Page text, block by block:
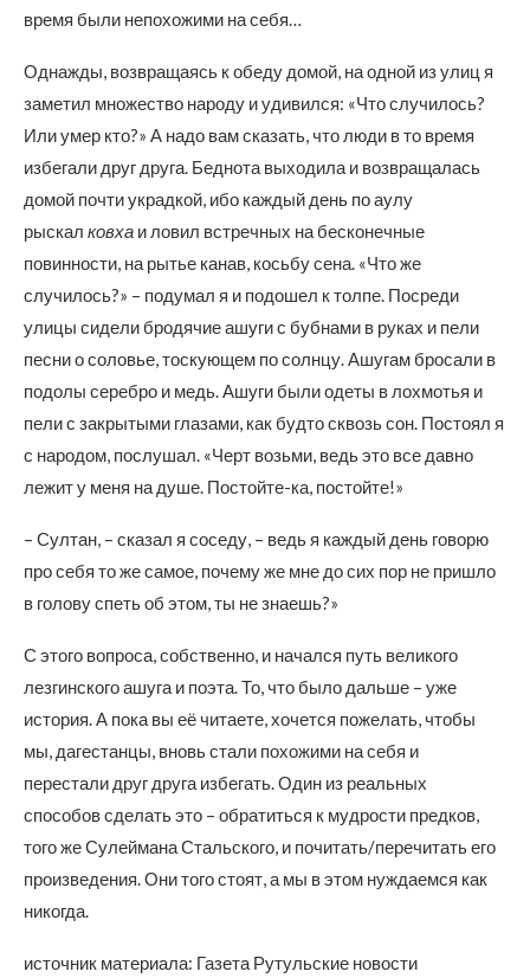
время были непохожими на себя…
Однажды, возвращаясь к обеду домой, на одной из улиц я
заметил множество народу и удивился: «Что случилось?
Или умер кто?» А надо вам сказать, что люди в то время
избегали друг друга. Беднота выходила и возвращалась
домой почти украдкой, ибо каждый день по аулу
рыскал ковха и ловил встречных на бесконечные
повинности, на рытье канав, косьбу сена. «Что же
случилось?» – подумал я и подошел к толпе. Посреди
улицы сидели бродячие ашуги с бубнами в руках и пели
песни о соловье, тоскующем по солнцу. Ашугам бросали в
подолы серебро и медь. Ашуги были одеты в лохмотья и
пели с закрытыми глазами, как будто сквозь сон. Постоял я
с народом, послушал. «Черт возьми, ведь это все давно
лежит у меня на душе. Постойте-ка, постойте!»
– Султан, – сказал я соседу, – ведь я каждый день говорю
про себя то же самое, почему же мне до сих пор не пришло
в голову спеть об этом, ты не знаешь?»
С этого вопроса, собственно, и начался путь великого
лезгинского ашуга и поэта. То, что было дальше – уже
история. А пока вы её читаете, хочется пожелать, чтобы
мы, дагестанцы, вновь стали похожими на себя и
перестали друг друга избегать. Один из реальных
способов сделать это – обратиться к мудрости предков,
того же Сулеймана Стальского, и почитать/перечитать его
произведения. Они того стоят, а мы в этом нуждаемся как
никогда.
источник материала: Газета Рутульские новости